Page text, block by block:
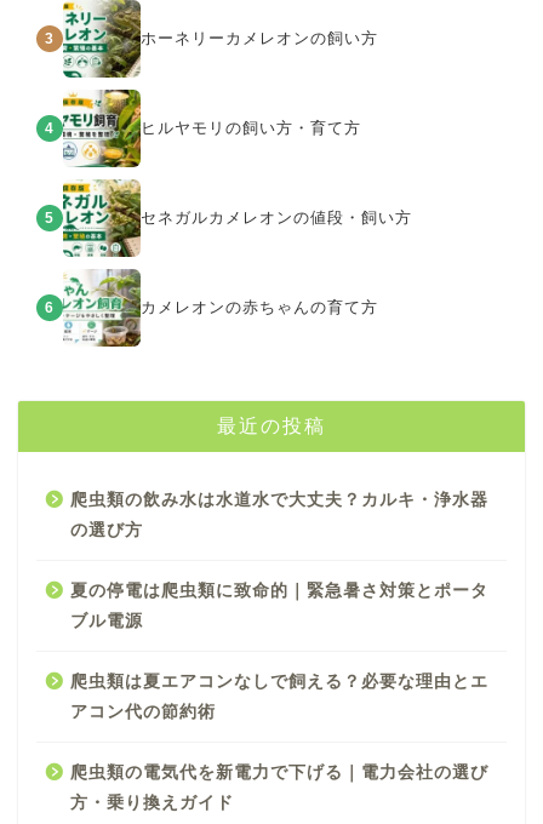
3 ホーネリーカメレオンの飼い方
4 ヒルヤモリの飼い方・育て方
5 セネガルカメレオンの値段・飼い方
6 カメレオンの赤ちゃんの育て方
最近の投稿
爬虫類の飲み水は水道水で大丈夫？カルキ・浄水器
の選び方
夏の停電は爬虫類に致命的｜緊急暑さ対策とポータ
ブル電源
爬虫類は夏エアコンなしで飼える？必要な理由とエ
アコン代の節約術
爬虫類の電気代を新電力で下げる｜電力会社の選び
方・乗り換えガイド